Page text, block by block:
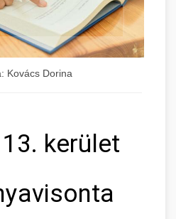
Kovács Dorina
kerület